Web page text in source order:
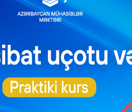
edilməsi nəzərdə tutulur.
kitabı.
əsas vəsaitlər ƏDV-yə cəlb olunur?